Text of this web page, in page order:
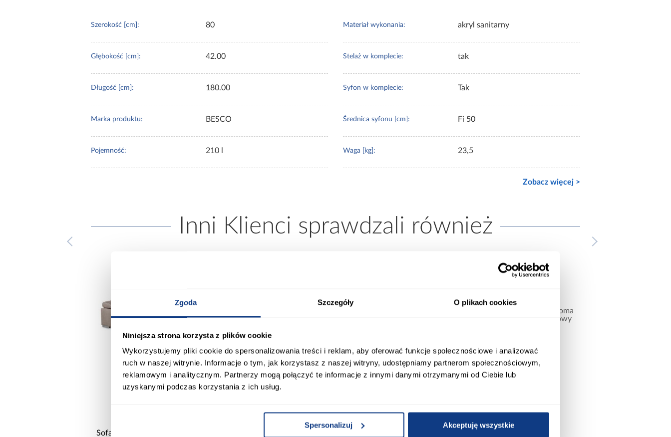
Zgoda Szczegóły O plikach cookies
Niniejsza strona korzysta z plików cookie
Wykorzystujemy pliki cookie do spersonalizowania treści i reklam, aby oferować funkcje społecznościowe i analizować
ruch w naszej witrynie. Informacje o tym, jak korzystasz z naszej witryny, udostępniamy partnerom społecznościowym,
reklamowym i analitycznym. Partnerzy mogą połączyć te informacje z innymi danymi otrzymanymi od Ciebie lub
uzyskanymi podczas korzystania z ich usług.
Spersonalizuj Akceptuję wszystkie
Szerokość [cm]: 80
Głębokość [cm]: 42.00
Długość [cm]: 180.00
Marka produktu: BESCO
Pojemność: 210 l
Materiał wykonania: akryl sanitarny
Stelaż w komplecie: tak
Syfon w komplecie: Tak
Średnica syfonu [cm]: Fi 50
Waga [kg]: 23,5
Zobacz więcej >
Inni Klienci sprawdzali również
promocja promocja promocja promocja